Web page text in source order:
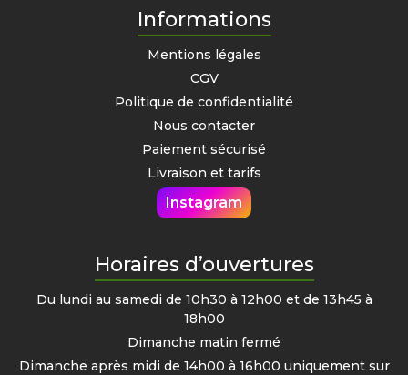
Informations
Mentions légales
CGV
Politique de confidentialité
Nous contacter
Paiement sécurisé
Livraison et tarifs
Instagram
Horaires d’ouvertures
Du lundi au samedi de 10h30 à 12h00 et de 13h45 à
18h00
Dimanche matin fermé
Dimanche après midi de 14h00 à 16h00 uniquement sur